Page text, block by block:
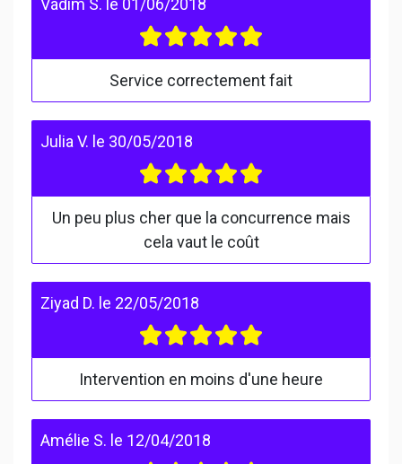
Service correctement fait
Julia V. le 30/05/2018
Un peu plus cher que la concurrence mais
cela vaut le coût
Ziyad D. le 22/05/2018
Intervention en moins d'une heure
Amélie S. le 12/04/2018